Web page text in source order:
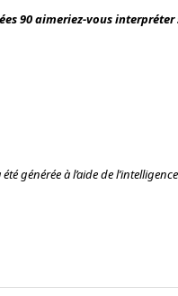
90 aimeriez-vous
générée à l’aide de